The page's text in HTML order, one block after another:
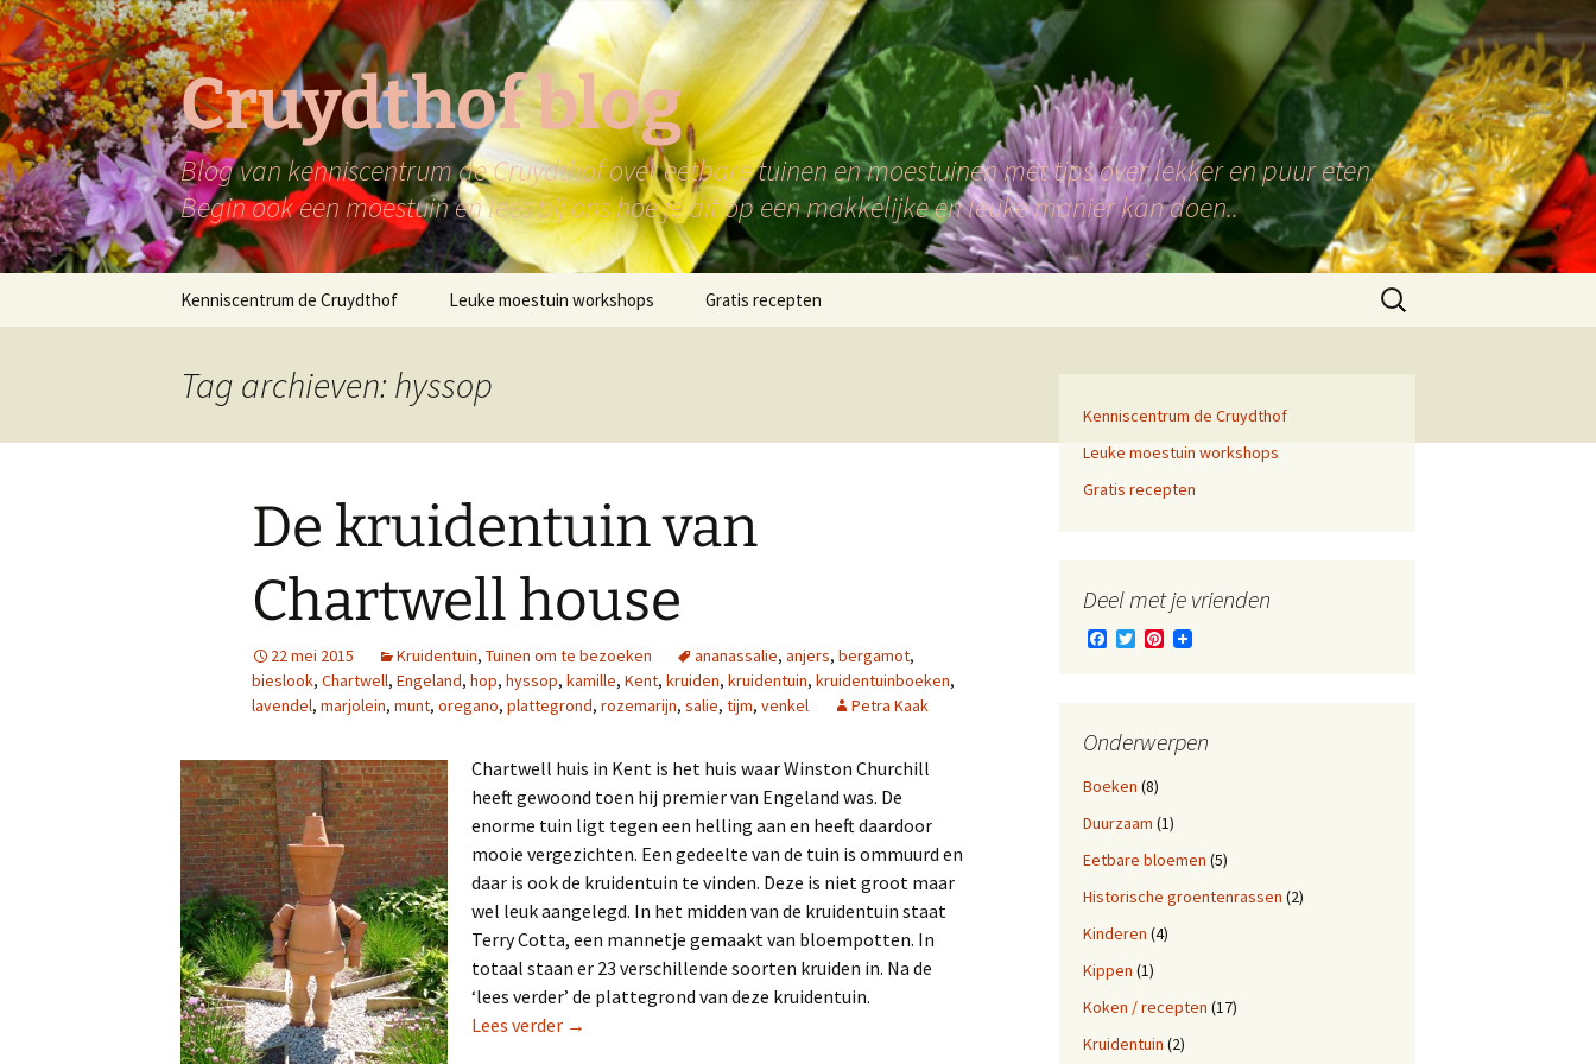
Ga
naar
de
inhoud
Cruydthof blog
Blog van kenniscentrum de Cruydthof over eetbare tuinen en moestuinen met tips over lekker en puur eten.
Begin ook een moestuin en lees bij ons hoe je dit op een makkelijke en leuke manier kan doen..
Kenniscentrum de Cruydthof Leuke moestuin workshops Gratis recepten
Zoeken
naar:
Tag archieven: hyssop
De kruidentuin van
Chartwell house
22 mei 2015 Kruidentuin, Tuinen om te bezoeken ananassalie, anjers, bergamot,
bieslook, Chartwell, Engeland, hop, hyssop, kamille, Kent, kruiden, kruidentuin, kruidentuinboeken,
lavendel, marjolein, munt, oregano, plattegrond, rozemarijn, salie, tijm, venkel Petra Kaak
Chartwell huis in Kent is het huis waar Winston Churchill
heeft gewoond toen hij premier van Engeland was. De
enorme tuin ligt tegen een helling aan en heeft daardoor
mooie vergezichten. Een gedeelte van de tuin is ommuurd en
daar is ook de kruidentuin te vinden. Deze is niet groot maar
wel leuk aangelegd. In het midden van de kruidentuin staat
Terry Cotta, een mannetje gemaakt van bloempotten. In
totaal staan er 23 verschillende soorten kruiden in. Na de
‘lees verder’ de plattegrond van deze kruidentuin.
Lees verder De kruidentuin van Chartwell house
→
Kenniscentrum de Cruydthof
Leuke moestuin workshops
Gratis recepten
Deel met je vrienden
o
o
T
e
r
P
r
e
Onderwerpen
Boeken (8)
Duurzaam (1)
Eetbare bloemen (5)
Historische groentenrassen (2)
Kinderen (4)
Kippen (1)
Koken / recepten (17)
Kruidentuin (2)